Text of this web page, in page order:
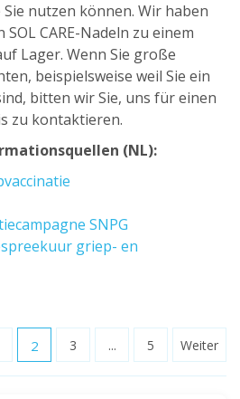
(8)
nutzen können. Wir haben
CARE-Nadeln zu einem
Lager. Wenn Sie große
beispielsweise weil Sie ein
bitten wir Sie, uns für einen
zu kontaktieren.
(NL):
SNPG
griep- en
2 3 ... 5 Weiter